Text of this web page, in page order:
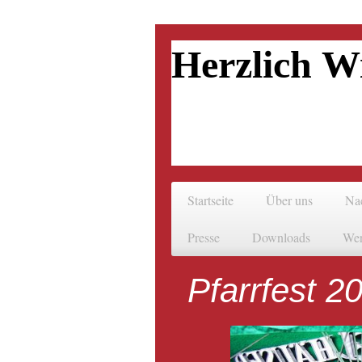
Herzlich
Startseite Über uns
Presse Downloads
Pfarrfest